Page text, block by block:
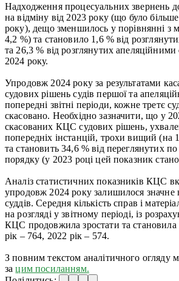
Надходження процесуальних звернень
на відміну від 2023 року (що було
року), дещо зменшилось у порівнянні з
4,2 %) та становило 1,6 % від
та 26,3 % від розглянутих
2024 року.
Упродовж 2024 року за результатами
судових рішень судів першої та
попередні звітні періоди, кожне третє
скасовано. Необхідно зазначити, що у
скасованих КЦС судових рішень,
попередніх інстанцій, трохи вищий (на
та становить 34,6 % від переглянутих
порядку (у 2023 році цей показник
Аналіз статистичних показників КЦС
упродовж 2024 року залишилося значне
суддів. Середня кількість справ і
на розгляді у звітному періоді, із
КЦС продовжила зростати та
рік – 764, 2022 рік – 574.
З повним текстом аналітичного огляду
зацим посиланням.